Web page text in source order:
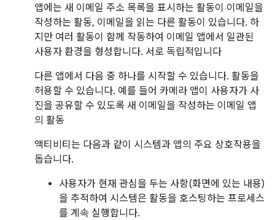
앱에는 새 이메일 주소 목록을 표시하는 활동이 이메일을
작성하는 활동, 이메일을 읽는 다른 활동이 있습니다. 하
지만 여러 활동이 함께 작동하여 이메일 앱에서 일관된
사용자 환경을 형성합니다. 서로 독립적입니다
다른 앱에서 다음 중 하나를 시작할 수 있습니다. 활동을
허용할 수 있습니다. 예를 들어 카메라 앱이 사용자가 사
진을 공유할 수 있도록 새 이메일을 작성하는 이메일 앱
의 활동
액티비티는 다음과 같이 시스템과 앱의 주요 상호작용을
돕습니다.
사용자가 현재 관심을 두는 사항(화면에 있는 내용)
을 추적하여 시스템은 활동을 호스팅하는 프로세스
를 계속 실행합니다.